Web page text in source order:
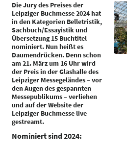
Die Jury des Preises der
Leipziger Buchmesse 2024 hat
in den Kategorien Belletristik,
Sachbuch/Essayistik und
Übersetzung 15 Buchtitel
nominiert. Nun heißt es
Daumendrücken. Denn schon
am 21. März um 16 Uhr wird
der Preis in der Glashalle des
Leipziger Messegeländes – vor
den Augen des gespannten
Messepublikums – verliehen
und auf der Website der
Leipziger Buchmesse live
gestreamt.
Nominiert sind 2024: